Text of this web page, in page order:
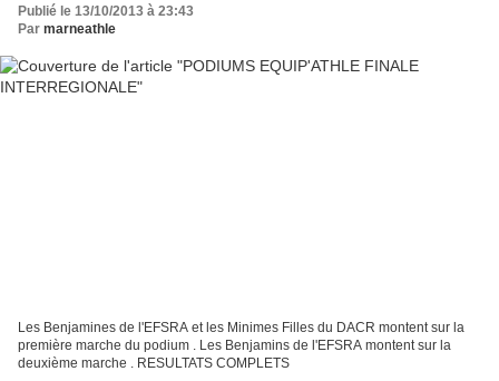
Publié le 13/10/2013 à 23:43
Par marneathle
Les Benjamines de l'EFSRA et les Minimes Filles du DACR montent sur la
première marche du podium . Les Benjamins de l'EFSRA montent sur la
deuxième marche . RESULTATS COMPLETS